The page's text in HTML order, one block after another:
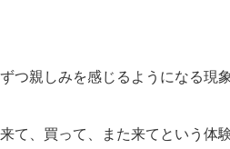
親しみを感じるようになる
、買って、また来てという体